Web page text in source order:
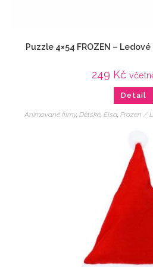
Puzzle 4×54 FROZEN –
249 Kč
Detail
Animované filmy, Dětské, Elsa, Frozen /